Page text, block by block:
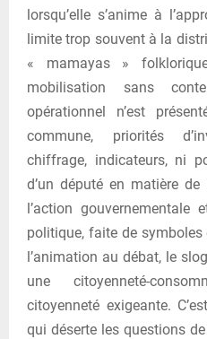
lorsqu’elle s’anime à
limite trop souvent à la
« mamayas »
mobilisation sans
opérationnel n’est
commune, priorités
chiffrage, indicateurs, ni
d’un député en matière
l’action gouvernementale
politique, faite de
l’animation au débat, le
une citoyenneté-
citoyenneté exigeante.
qui déserte les questions